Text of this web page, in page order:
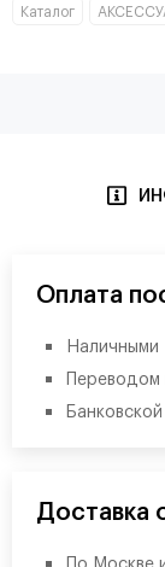
Каталог
Оплата
Наличными
Переводом
Доставка
По Москве